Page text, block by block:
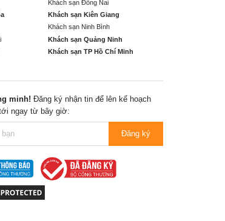
Khách sạn Đồng Nai
Khách sạn Kiên Giang
Khách sạn Ninh Bình
Khách sạn Quảng Ninh
Khách sạn TP Hồ Chí Minh
minh! Đăng ký nhận tin để lên kế hoạch
ngay từ bây giờ:
Đăng ký